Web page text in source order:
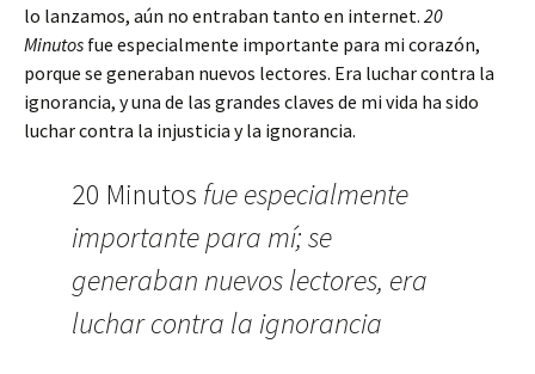
lo lanzamos, aún no entraban tanto en internet. 20
Minutos fue especialmente importante para mi corazón,
porque se generaban nuevos lectores. Era luchar contra la
ignorancia, y una de las grandes claves de mi vida ha sido
luchar contra la injusticia y la ignorancia.
20 Minutos fue especialmente
importante para mí; se
generaban nuevos lectores, era
luchar contra la ignorancia